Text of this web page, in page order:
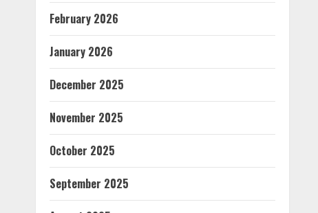
February 2026
January 2026
December 2025
November 2025
October 2025
September 2025